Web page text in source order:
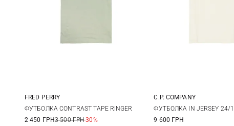
M L XL
FRED PERRY
ФУТБОЛКА CONTRAST TAPE RINGER
2 450 ГРН3 500 ГРН-30%
M L XL
C.P. COMPANY
ФУТБОЛКА IN JERSEY 24/1
9 600 ГРН